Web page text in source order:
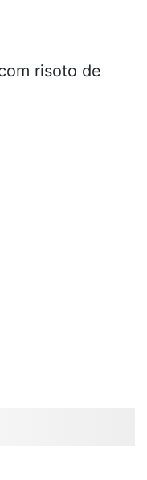
risoto de